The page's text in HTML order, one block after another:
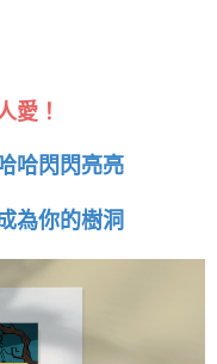
愛！
哈閃閃亮亮
為你的樹洞